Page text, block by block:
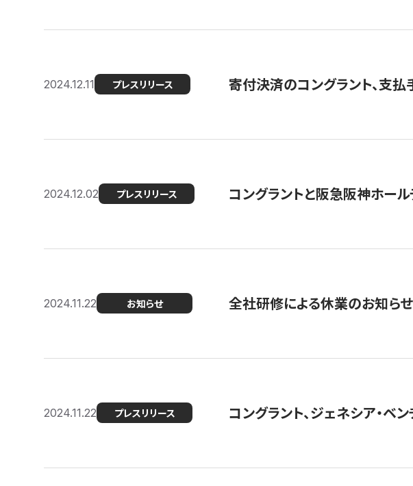
2024.12.11 プレスリリース 寄付決済のコングラント、支払
2024.12.02 プレスリリース コングラントと阪急阪神ホール
2024.11.22 お知らせ 全社研修による休業のお知らせ
2024.11.22 プレスリリース コングラント、ジェネシア・